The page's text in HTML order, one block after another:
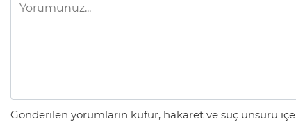
Gönderilen yorumların küfür, hakaret ve suç unsuru